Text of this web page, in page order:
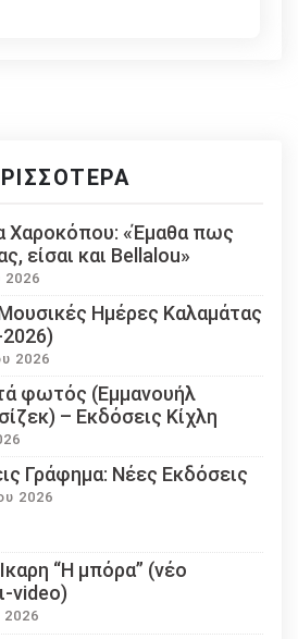
Χαροκόπου: «Έμαθα πως
είσαι και Bellalou»
Ημέρες Καλαμάτας
2026
φωτός (Εμμανουήλ
– Εκδόσεις Κίχλη
Γράφημα: Νέες Εκδόσεις
2026
“Η μπόρα” (νέο
video)
2026